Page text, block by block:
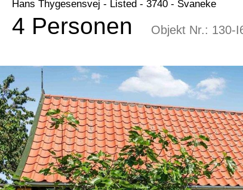
Hans Thygesensvej - Listed - 3740 - Svaneke
4 Personen Objekt Nr.: 130-